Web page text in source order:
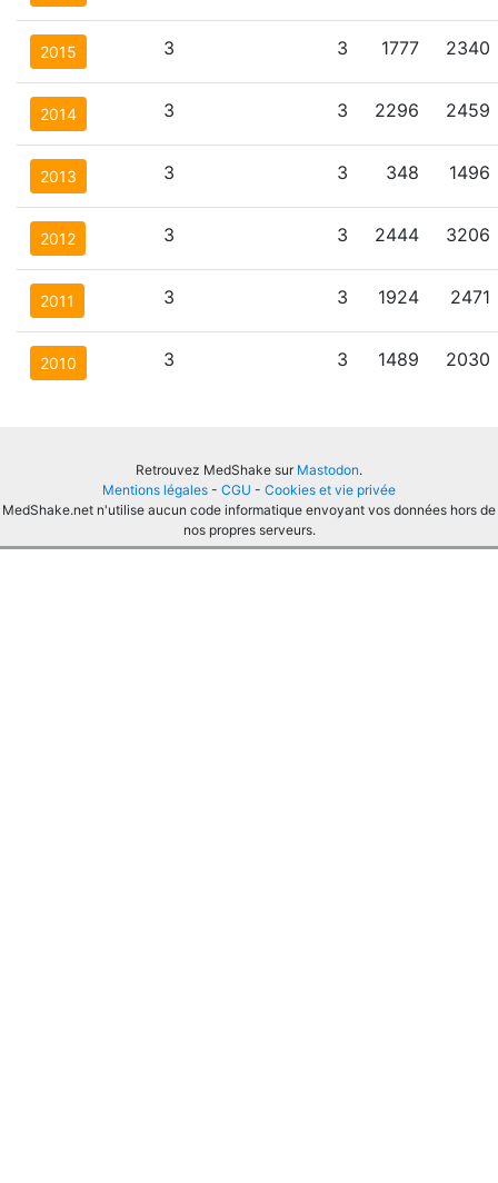
2015 3 3 1777 2340
2014 3 3 2296 2459
2013 3 3 348 1496
2012 3 3 2444 3206
2011 3 3 1924 2471
2010 3 3 1489 2030
Retrouvez MedShake sur Mastodon.
Mentions légales - CGU - Cookies et vie privée
MedShake.net n'utilise aucun code informatique envoyant vos données hors de
nos propres serveurs.